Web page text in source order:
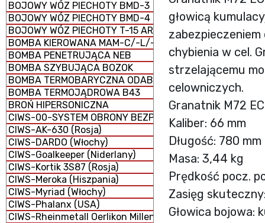
BOJOWY WÓZ PIECHOTY BMD-3
BOJOWY WÓZ PIECHOTY BMD-4
BOJOWY WÓZ PIECHOTY T-15 ARMATA (CIĘŻKI)
BOMBA KIEROWANA MAM-C/-L/-T
BOMBA PENETRUJĄCA NEB
BOMBA SZYBUJĄCA BOZOK
BOMBA TERMOBARYCZNA ODAB-1500
BOMBA TERMOJĄDROWA B43
BROŃ HIPERSONICZNA
CIWS-00-SYSTEM OBRONY BEZPOŚREDNIEJ
CIWS-AK-630 (Rosja)
CIWS-DARDO (Włochy)
CIWS-Goalkeeper (Niderlany)
CIWS-Kortik 3S87 (Rosja)
CIWS-Meroka (Hiszpania)
CIWS-Myriad (Włochy)
CIWS-Phalanx (USA)
CIWS-Rheinmetall Oerlikon Millennium GDM-008
głowicą
chybienia w cel.
strzelającemu
celowniczych.
Granatnik M72
Kaliber: 66 mm
Długość: 780
Masa: 3,44 kg
Prędkość pocz.
Zasięg
Głowica bojowa: